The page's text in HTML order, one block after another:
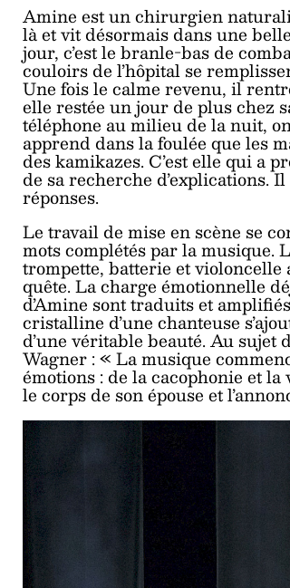
Amine est un chirurgien
là et vit désormais dans une
jour, c’est le branle-bas de
couloirs de l’hôpital se
Une fois le calme revenu, il
elle restée un jour de plus chez
téléphone au milieu de la nuit,
apprend dans la foulée que les
des kamikazes. C’est elle qui a
de sa recherche d’explications.
réponses.
Le travail de mise en scène se
mots complétés par la musique.
trompette, batterie et violoncelle
quête. La charge émotionnelle
d’Amine sont traduits et
cristalline d’une chanteuse
d’une véritable beauté. Au
Wagner : « La musique
émotions : de la cacophonie et
le corps de son épouse et